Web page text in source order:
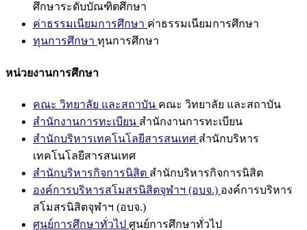
ศึกษาระดับบัณฑิตศึกษา
ค่าธรรมเนียมการศึกษา ค่าธรรมเนียมการศึกษา
ทุนการศึกษา ทุนการศึกษา
หน่วยงานการศึกษา
คณะ วิทยาลัย และสถาบัน คณะ วิทยาลัย และสถาบัน
สำนักงานการทะเบียน สำนักงานการทะเบียน
สำนักบริหารเทคโนโลยีสารสนเทศ สำนักบริหาร
เทคโนโลยีสารสนเทศ
สำนักบริหารกิจการนิสิต สำนักบริหารกิจการนิสิต
องค์การบริหารสโมสรนิสิตจุฬาฯ (อบจ.) องค์การบริหาร
สโมสรนิสิตจุฬาฯ (อบจ.)
ศูนย์การศึกษาทั่วไป ศูนย์การศึกษาทั่วไป